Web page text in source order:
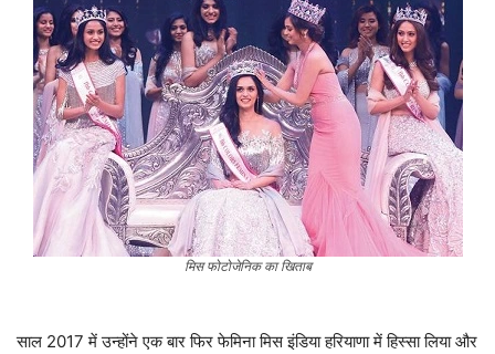
मिस फोटोजेनिक का खिताब
साल 2017 में उन्होंने एक बार फिर फेमिना मिस इंडिया हरियाणा में हिस्सा लिया और